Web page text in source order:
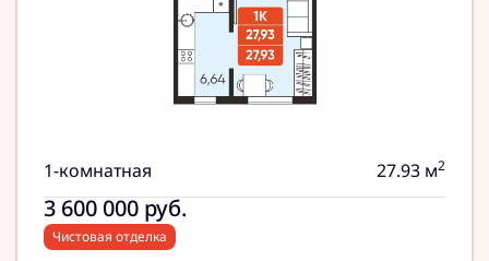
1-комнатная 27.93 м2
3 600 000 руб.
Чистовая отделка